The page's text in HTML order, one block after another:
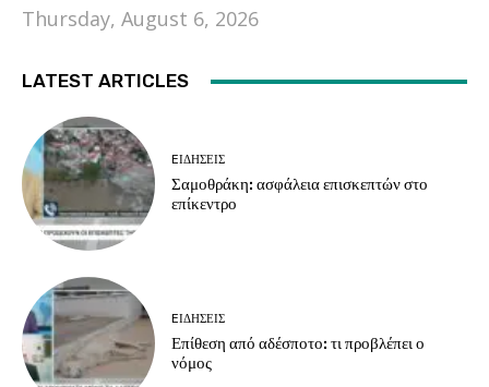
Thursday, August 6, 2026
LATEST ARTICLES
EΙΔΗΣΕΙΣ
Σαμοθράκη: ασφάλεια επισκεπτών στο
επίκεντρο
EΙΔΗΣΕΙΣ
Επίθεση από αδέσποτο: τι προβλέπει ο
νόμος